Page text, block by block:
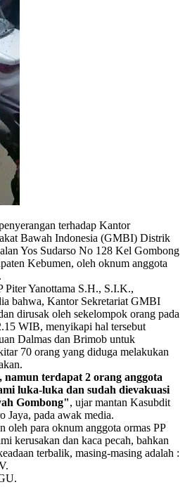
terhadap Kantor
Bawah Indonesia (GMBI) Distrik
Yos Sudarso No 128 Kel Gombong
Kebumen, oleh oknum anggota
Yanottama S.H., S.I.K.,
bahwa, Kantor Sekretariat GMBI
dirusak oleh sekelompok orang pada
WIB, menyikapi hal tersebut
Dalmas dan Brimob untuk
70 orang yang diduga melakukan
terdapat 2 orang anggota
luka-luka dan sudah dievakuasi
Gombong", ujar mantan Kasubdit
Jaya, pada awak media.
para oknum anggota ormas PP
kerusakan dan kaca pecah, bahkan
terbalik, masing-masing adalah :